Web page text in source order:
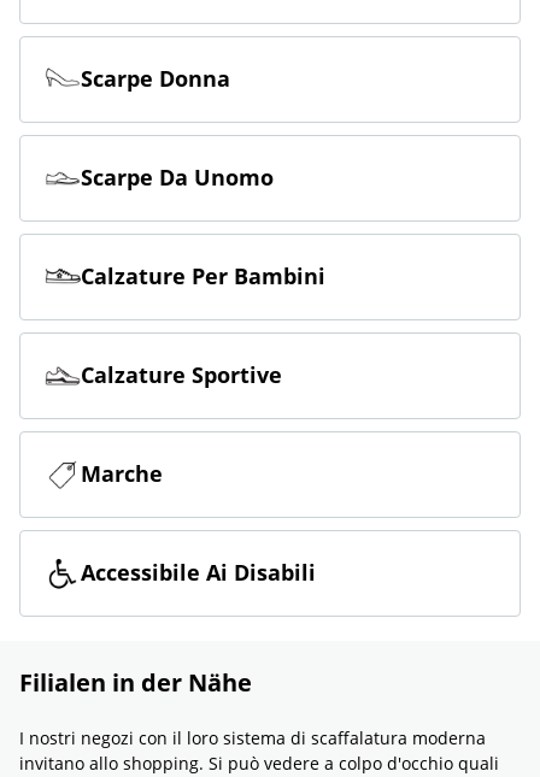
Ordinate online e restituite gratuitamente in negozio.
Scarpe Donna
Scarpe Da Unomo
Calzature Per Bambini
Calzature Sportive
Marche
Accessibile Ai Disabili
Filialen in der Nähe
I nostri negozi con il loro sistema di scaffalatura moderna
invitano allo shopping. Si può vedere a colpo d'occhio quali